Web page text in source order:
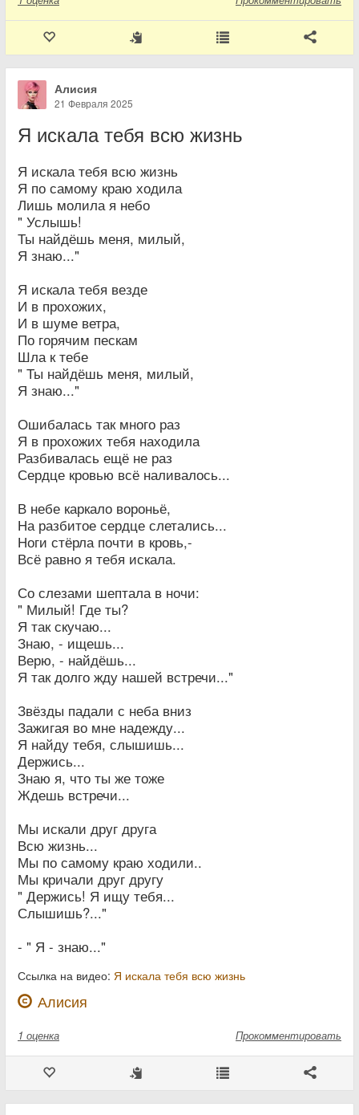
Алисия
21 Февраля 2025
Я искала тебя всю жизнь
Я искала тебя всю жизнь
Я по самому краю ходила
Лишь молила я небо
" Услышь!
Ты найдёшь меня, милый,
Я знаю..."
Я искала тебя везде
И в прохожих,
И в шуме ветра,
По горячим пескам
Шла к тебе
" Ты найдёшь меня, милый,
Я знаю..."
Ошибалась так много раз
Я в прохожих тебя находила
Разбивалась ещё не раз
Сердце кровью всё наливалось...
В небе каркало вороньё,
На разбитое сердце слетались...
Ноги стёрла почти в кровь,-
Всё равно я тебя искала.
Со слезами шептала в ночи:
" Милый! Где ты?
Я так скучаю...
Знаю, - ищешь...
Верю, - найдёшь...
Я так долго жду нашей встречи..."
Звёзды падали с неба вниз
Зажигая во мне надежду...
Я найду тебя, слышишь...
Держись...
Знаю я, что ты же тоже
Ждешь встречи...
Мы искали друг друга
Всю жизнь...
Мы по самому краю ходили..
Мы кричали друг другу
" Держись! Я ищу тебя...
Слышишь?..."
- " Я - знаю..."
Ссылка на видео: Я искала тебя всю жизнь
Алисия
1 оценка Прокомментировать